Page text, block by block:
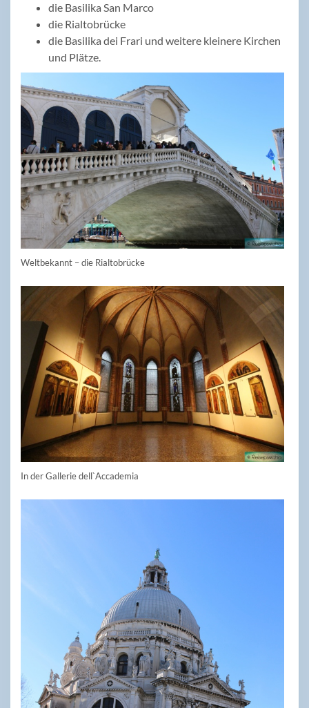
die Basilika San Marco
die Rialtobrücke
die Basilika dei Frari und weitere kleinere Kirchen
und Plätze.
Weltbekannt – die Rialtobrücke
In der Gallerie dell`Accademia